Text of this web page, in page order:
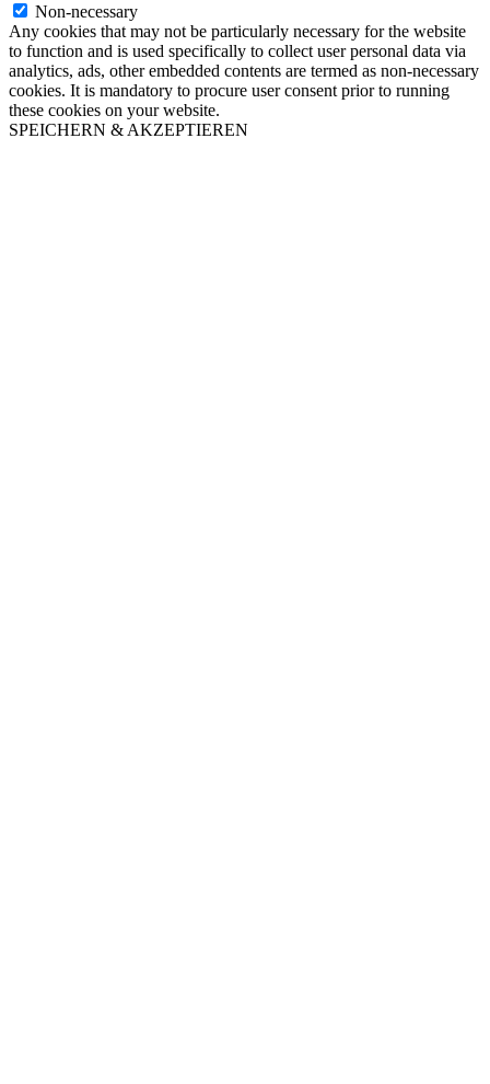
Non-necessary
Any cookies that may not be particularly necessary for the website
to function and is used specifically to collect user personal data via
analytics, ads, other embedded contents are termed as non-necessary
cookies. It is mandatory to procure user consent prior to running
these cookies on your website.
SPEICHERN & AKZEPTIEREN